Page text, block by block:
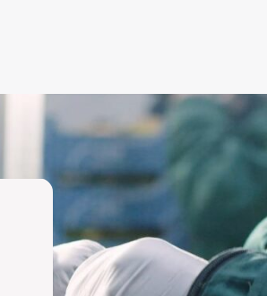
Sector logístico patronal
Siempre experimentamos
agradable. Al mantener las
tener un consultor interno,